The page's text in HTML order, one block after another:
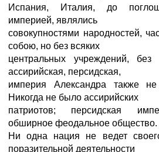
Испания, Италия, до
империей, являлись
совокупностями народностей,
собою, но без всяких
центральных учреждений, без
ассирийская, персидская,
империя Александра также
Никогда не было ассирийских
патриотов; персидская
обширное феодальное общество.
Ни одна нация не ведет
поразительной деятельности